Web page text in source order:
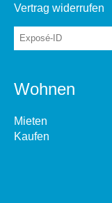
Vertrag widerrufen
Wohnen
Mieten
Kaufen